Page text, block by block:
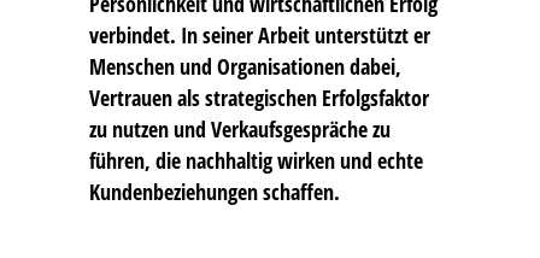
verbindet. In seiner Arbeit unterstützt er
Menschen und Organisationen dabei,
Vertrauen als strategischen Erfolgsfaktor
zu nutzen und Verkaufsgespräche zu
führen, die nachhaltig wirken und echte
Kundenbeziehungen schaffen.